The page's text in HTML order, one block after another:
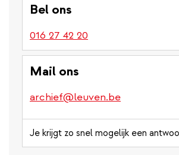
Bel ons
016 27 42 20
Mail ons
archief@leuven.be
Je krijgt zo snel mogelijk een